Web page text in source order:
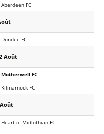
Aberdeen FC
Dundee FC
Août
Motherwell FC
Kilmarnock FC
Heart of Midlothian FC